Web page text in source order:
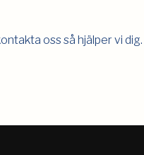
oss så hjälper vi dig.